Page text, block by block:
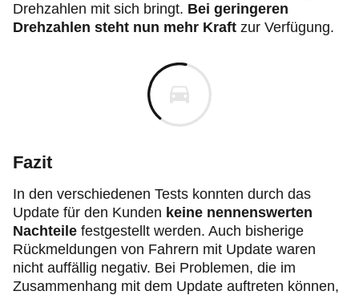
Drehzahlen mit sich bringt. Bei geringeren
Drehzahlen steht nun mehr Kraft zur Verfügung.
Fazit
In den verschiedenen Tests konnten durch das
Update für den Kunden keine nennenswerten
Nachteile festgestellt werden. Auch bisherige
Rückmeldungen von Fahrern mit Update waren
nicht auffällig negativ. Bei Problemen, die im
Zusammenhang mit dem Update auftreten können,